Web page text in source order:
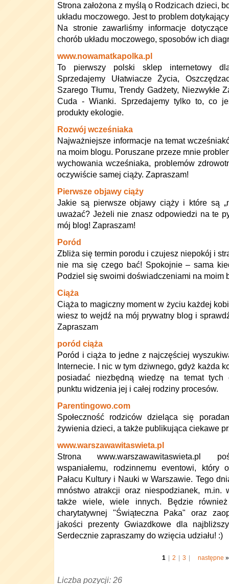
Strona założona z myślą o Rodzicach dzieci,
układu moczowego. Jest to problem
Na stronie zawarliśmy informacje
chorób układu moczowego, sposobów ich
www.nowamatkapolka.pl
To pierwszy polski sklep internetowy
Sprzedajemy Ułatwiacze Życia,
Szarego Tłumu, Trendy Gadżety, Niezwykłe
Cuda - Wianki. Sprzedajemy tylko to, co
produkty ekologie.
Rozwój wcześniaka
Najważniejsze informacje na temat
na moim blogu. Poruszane przeze mnie
wychowania wcześniaka, problemów
oczywiście samej ciąży. Zapraszam!
Pierwsze objawy ciąży
Jakie są pierwsze objawy ciąży i które są
uważać? Jeżeli nie znasz odpowiedzi na te
mój blog! Zapraszam!
Poród
Zbliża się termin porodu i czujesz niepokój i
nie ma się czego bać! Spokojnie – sama
Podziel się swoimi doświadczeniami na moim
Ciąża
Ciąża to magiczny moment w życiu każdej
wiesz to wejdź na mój prywatny blog i
Zapraszam
poród ciąża
Poród i ciąża to jedne z najczęściej
Internecie. I nic w tym dziwnego, gdyż każda
posiadać niezbędną wiedzę na temat
punktu widzenia jej i całej rodziny procesów.
Parentingowo.com
Społeczność rodziców dzieląca się
żywienia dzieci, a także publikująca ciekawe
www.warszawawitaswieta.pl
Strona www.warszawawitaswieta.pl
wspaniałemu, rodzinnemu eventowi,
Pałacu Kultury i Nauki w Warszawie. Tego
mnóstwo atrakcji oraz niespodzianek, m.in.
także wiele, wiele innych. Będzie
charytatywnej "Świąteczna Paka" oraz
jakości prezenty Gwiazdkowe dla
Serdecznie zapraszamy do wzięcia udziału! :)
1 2 3 następne »
Liczba pozycji: 26